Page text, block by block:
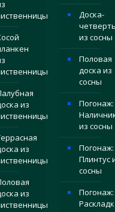
из
из
из
Доска-
из сосны
Половая
доска из
сосны
Погонаж:
из сосны
Погонаж:
Плинтус
сосны
Погонаж: